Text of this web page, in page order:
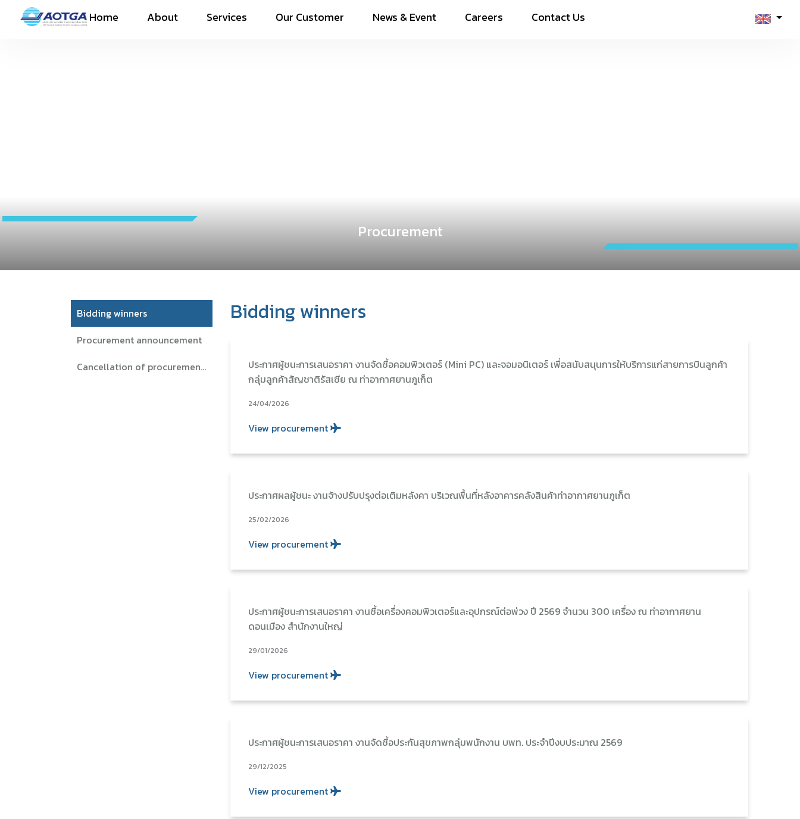
Home About Services Our Customer News & Event Careers Contact Us
Procurement
Bidding winners
Procurement announcement
Cancellation of procurement announcements
Bidding winners
ประกาศผู้ชนะการเสนอราคา งานจัดซื้อคอมพิวเตอร์ (Mini PC) และจอมอนิเตอร์ เพื่อสนับสนุนการให้บริการแก่สายการบินลูกค้า
กลุ่มลูกค้าสัญชาติรัสเซีย ณ ท่าอากาศยานภูเก็ต
24/04/2026
View procurement
ประกาศผลผู้ชนะ งานจ้างปรับปรุงต่อเติมหลังคา บริเวณพื้นที่หลังอาคารคลังสินค้าท่าอากาศยานภูเก็ต
25/02/2026
View procurement
ประกาศผู้ชนะการเสนอราคา งานซื้อเครื่องคอมพิวเตอร์และอุปกรณ์ต่อพ่วง ปี 2569 จำนวน 300 เครื่อง ณ ท่าอากาศยาน
ดอนเมือง สำนักงานใหญ่
29/01/2026
View procurement
ประกาศผู้ชนะการเสนอราคา งานจัดซื้อประกันสุขภาพกลุ่มพนักงาน บพท. ประจำปีงบประมาณ 2569
29/12/2025
View procurement